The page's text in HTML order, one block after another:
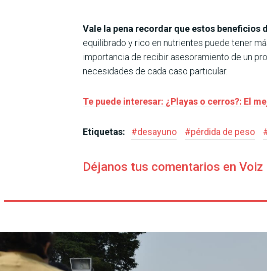
Vale la pena recordar que estos beneficios
equilibrado y rico en nutrientes puede tener
importancia de recibir asesoramiento de un
necesidades de cada caso particular.
Te puede interesar: ¿Playas o cerros?: El
Etiquetas: #desayuno #pérdida de peso
Déjanos tus comentarios en Voiz